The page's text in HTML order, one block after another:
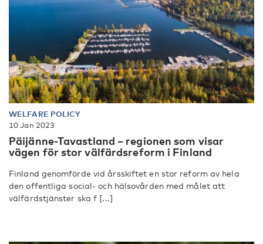
WELFARE POLICY
10 Jan 2023
Päijänne-Tavastland – regionen som visar
vägen för stor välfärdsreform i Finland
Finland genomförde vid årsskiftet en stor reform av hela
den offentliga social- och hälsovården med målet att
välfärdstjänster ska f [...]